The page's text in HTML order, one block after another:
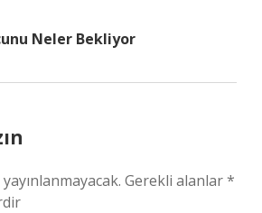
Neler Bekliyor
Gerekli alanlar*